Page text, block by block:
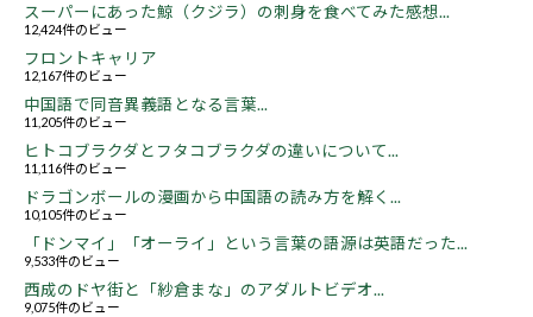
スーパーにあった鯨（クジラ）の刺身を食べてみた感想...
12,424件のビュー
フロントキャリア
12,167件のビュー
中国語で同音異義語となる言葉...
11,205件のビュー
ヒトコブラクダとフタコブラクダの違いについて...
11,116件のビュー
ドラゴンボールの漫画から中国語の読み方を解く...
10,105件のビュー
「ドンマイ」「オーライ」という言葉の語源は英語だった...
9,533件のビュー
西成のドヤ街と「紗倉まな」のアダルトビデオ...
9,075件のビュー